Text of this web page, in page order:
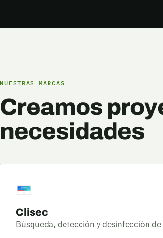
NUESTRAS MARCAS
Creamos
necesidades
Clisec
Búsqueda, detección y desinfección